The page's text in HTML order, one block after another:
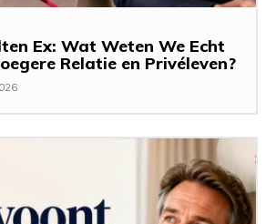
Ex: Wat Weten We Echt
Relatie en Privéleven?